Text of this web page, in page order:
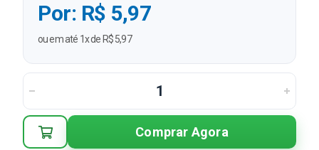
Por: R$ 5,97
ou em até 1x de R$ 5,97
Comprar Agora